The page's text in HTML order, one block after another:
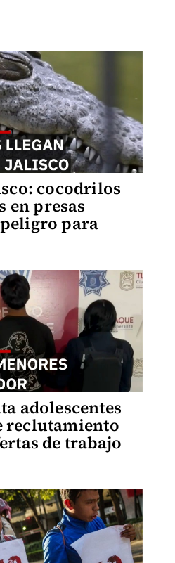
cocodrilos
en presas
para
adolescentes
reclutamiento
de trabajo